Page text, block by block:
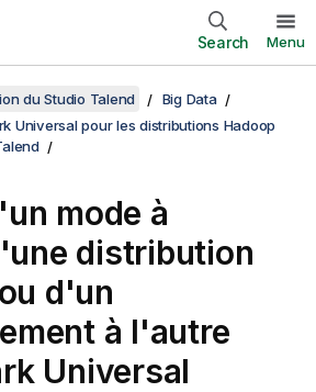
Search Menu
du Studio Talend
Big Data
Universal pour les distributions Hadoop
mode à
distribution
d'un
à l'autre
Universal